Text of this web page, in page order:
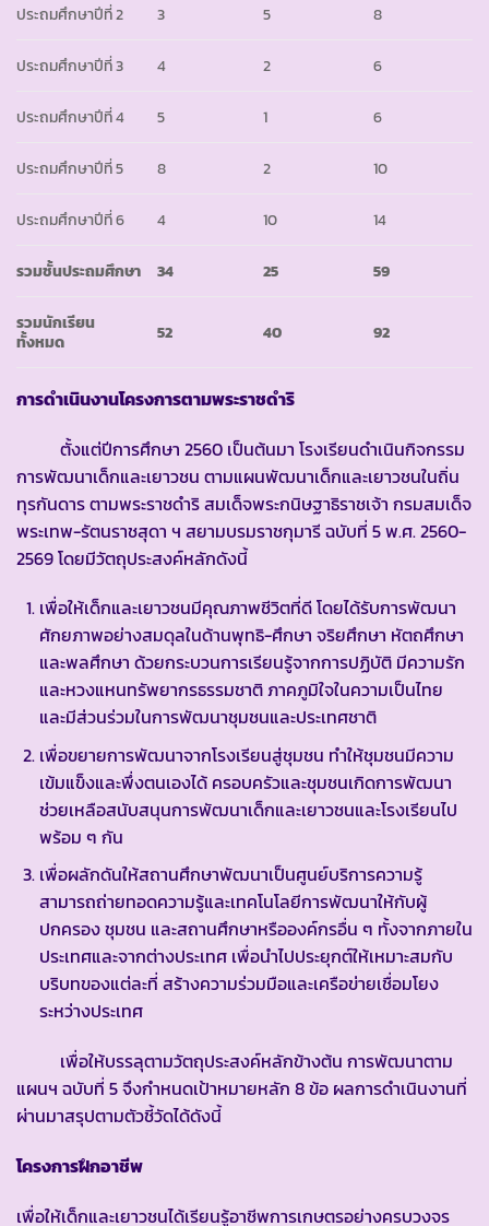
ประถมศึกษาปีที่ 2 3 5 8
ประถมศึกษาปีที่ 3 4 2 6
ประถมศึกษาปีที่ 4 5 1 6
ประถมศึกษาปีที่ 5 8 2 10
ประถมศึกษาปีที่ 6 4 10 14
รวมชั้นประถมศึกษา 34 25 59
รวมนักเรียน
ทั้งหมด
52 40 92
การดำเนินงานโครงการตามพระราชดำริ
ตั้งแต่ปีการศึกษา 2560 เป็นต้นมา โรงเรียนดำเนินกิจกรรม
การพัฒนาเด็กและเยาวชน ตามแผนพัฒนาเด็กและเยาวชนในถิ่น
ทุรกันดาร ตามพระราชดำริ สมเด็จพระกนิษฐาธิราชเจ้า กรมสมเด็จ
พระเทพ-รัตนราชสุดา ฯ สยามบรมราชกุมารี ฉบับที่ 5 พ.ศ. 2560-
2569 โดยมีวัตถุประสงค์หลักดังนี้
เพื่อให้เด็กและเยาวชนมีคุณภาพชีวิตที่ดี โดยได้รับการพัฒนา
ศักยภาพอย่างสมดุลในด้านพุทธิ-ศึกษา จริยศึกษา หัตถศึกษา
และพลศึกษา ด้วยกระบวนการเรียนรู้จากการปฏิบัติ มีความรัก
และหวงแหนทรัพยากรธรรมชาติ ภาคภูมิใจในความเป็นไทย
และมีส่วนร่วมในการพัฒนาชุมชนและประเทศชาติ
เพื่อขยายการพัฒนาจากโรงเรียนสู่ชุมชน ทำให้ชุมชนมีความ
เข้มแข็งและพึ่งตนเองได้ ครอบครัวและชุมชนเกิดการพัฒนา
ช่วยเหลือสนับสนุนการพัฒนาเด็กและเยาวชนและโรงเรียนไป
พร้อม ๆ กัน
เพื่อผลักดันให้สถานศึกษาพัฒนาเป็นศูนย์บริการความรู้
สามารถถ่ายทอดความรู้และเทคโนโลยีการพัฒนาให้กับผู้
ปกครอง ชุมชน และสถานศึกษาหรือองค์กรอื่น ๆ ทั้งจากภายใน
ประเทศและจากต่างประเทศ เพื่อนำไปประยุกต์ให้เหมาะสมกับ
บริบทของแต่ละที่ สร้างความร่วมมือและเครือข่ายเชื่อมโยง
ระหว่างประเทศ
เพื่อให้บรรลุตามวัตถุประสงค์หลักข้างต้น การพัฒนาตาม
แผนฯ ฉบับที่ 5 จึงกำหนดเป้าหมายหลัก 8 ข้อ ผลการดำเนินงานที่
ผ่านมาสรุปตามตัวชี้วัดได้ดังนี้
โครงการฝึกอาชีพ
เพื่อให้เด็กและเยาวชนได้เรียนรู้อาชีพการเกษตรอย่างครบวงจร